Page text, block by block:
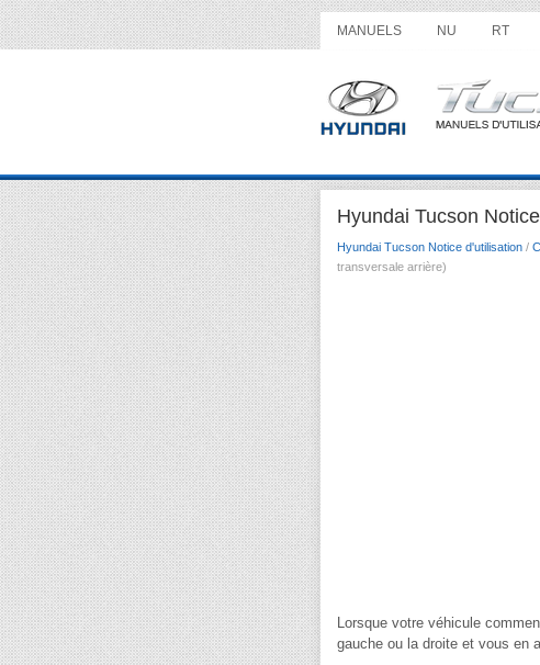
MANUELS NU RT
Hyundai Tucson
Hyundai Tucson Notice d'utilisation /
transversale arrière)
Lorsque votre véhicule
gauche ou la droite et vous en